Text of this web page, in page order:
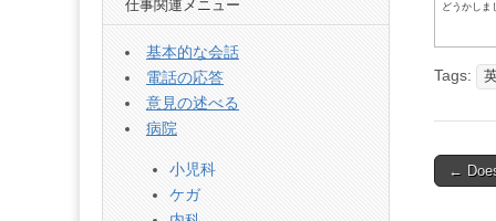
どうかしま
Tags:
Post
←
仕事関連メニュー
基本的な会話
電話の応答
意見の述べる
病院
小児科
ケガ